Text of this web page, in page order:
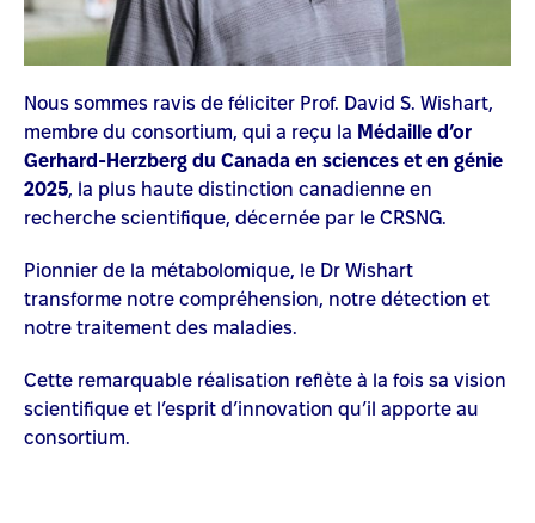
Nous sommes ravis de féliciter Prof. David S. Wishart,
membre du consortium, qui a reçu la Médaille d’or
Gerhard-Herzberg du Canada en sciences et en génie
2025, la plus haute distinction canadienne en
recherche scientifique, décernée par le CRSNG.
Pionnier de la métabolomique, le Dr Wishart
transforme notre compréhension, notre détection et
notre traitement des maladies.
Cette remarquable réalisation reflète à la fois sa vision
scientifique et l’esprit d’innovation qu’il apporte au
consortium.